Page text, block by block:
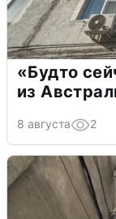
«Будто
из
8 августа 2